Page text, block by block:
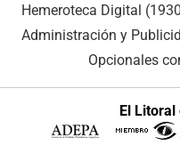
Hemeroteca Digital
Administración y
Opcionales
El Litoral